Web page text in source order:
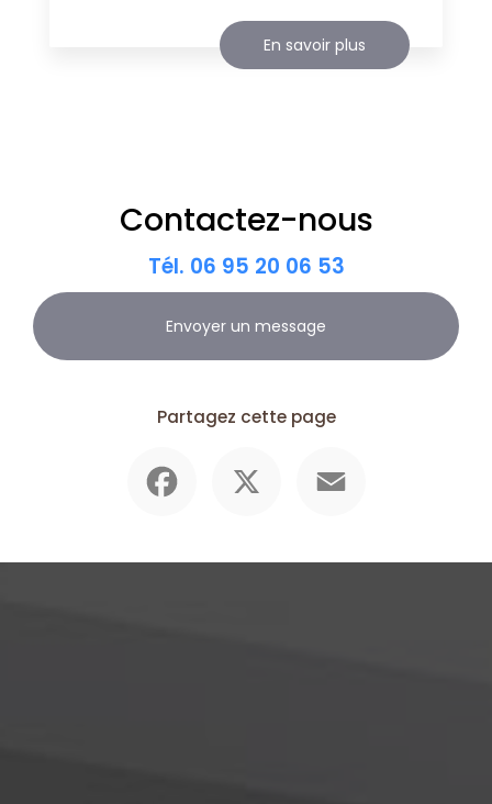
En savoir plus
Contactez-nous
Tél. 06 95 20 06 53
Envoyer un message
Partagez cette page